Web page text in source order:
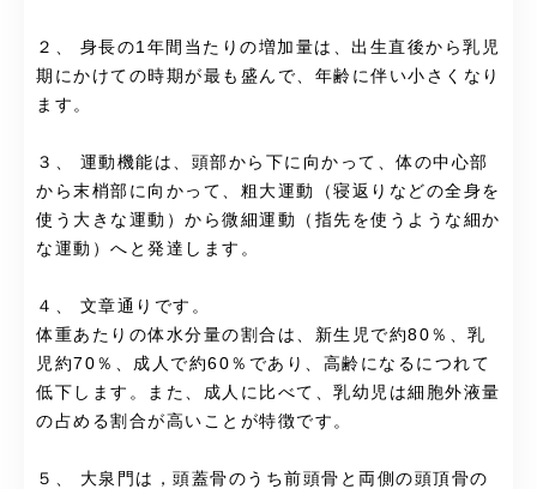
２、 身長の1年間当たりの増加量は、出生直後から乳児
期にかけての時期が最も盛んで、年齢に伴い小さくなり
ます。
３、 運動機能は、頭部から下に向かって、体の中心部
から末梢部に向かって、粗大運動（寝返りなどの全身を
使う大きな運動）から微細運動（指先を使うような細か
な運動）へと発達します。
４、 文章通りです。
体重あたりの体水分量の割合は、新生児で約80％、乳
児約70％、成人で約60％であり、高齢になるにつれて
低下します。また、成人に比べて、乳幼児は細胞外液量
の占める割合が高いことが特徴です。
５、 大泉門は，頭蓋骨のうち前頭骨と両側の頭頂骨の